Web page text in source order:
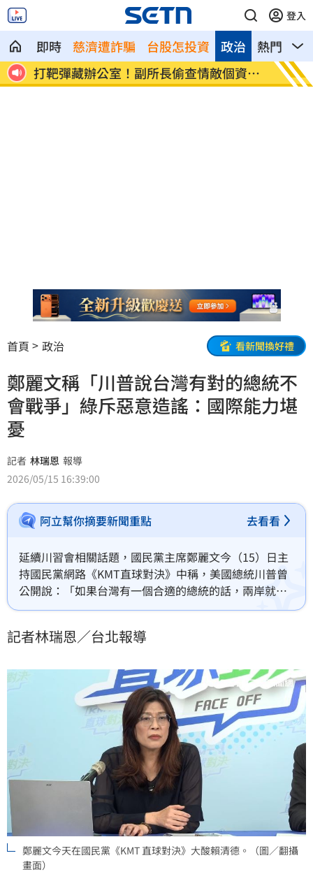
登入
即時 慈濟遭詐騙 台股怎投資 熱門 影
政治
曝 打靶彈藏辦公室！副所長偷查情敵個資被
搜
肥大
首頁 政治 看新聞換好禮
鄭麗文稱「川普說台灣有對的總統不
會戰爭」綠斥惡意造謠：國際能力堪
憂
記者 林瑞恩 報導
2026/05/15 16:39:00
阿立幫你摘要新聞重點 去看看
延續川習會相關話題，國民黨主席鄭麗文今（15）日主
持國民黨網路《KMT直球對決》中稱，美國總統川普曾
公開說：「如果台灣有一個合適的總統的話，兩岸就不
會有戰爭的危險」、「就差一點沒有點名賴清德」。對
意，指的是美國總統，反批「國民黨主席國際能力堪
記者林瑞恩／台北報導
鄭麗文今天在國民黨《KMT 直球對決》大酸賴清德。（圖／翻攝
畫面）